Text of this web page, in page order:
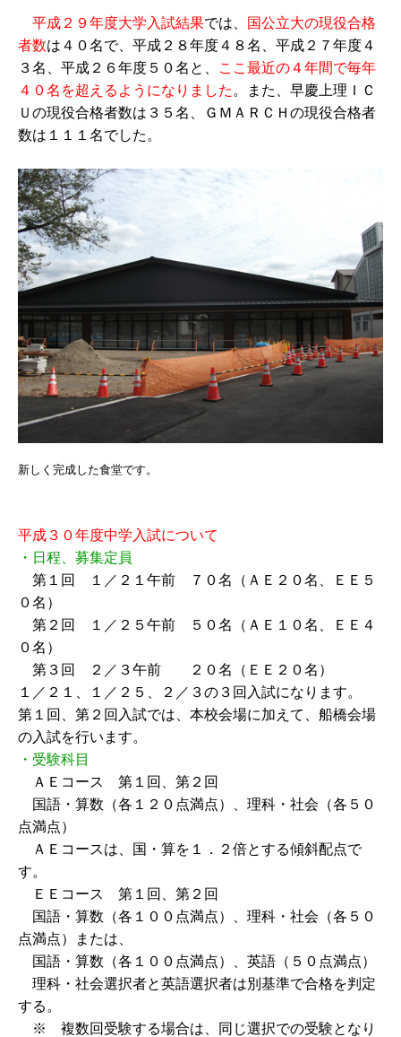
平成２９年度大学入試結果では、
国公立大の現役合格
者数は４０名で、平成２８年度４８名、平成２７年度４
３名、平成２６年度５０名と、
ここ最近の４年間で毎年
４０名を超えるようになりました 。また、早慶上理ＩＣ
Ｕの現役合格者数は３５名、ＧＭＡＲＣＨの現役合格者
数は１１１名でした。
新しく完成した食堂です。
平成３０年度中学入試について
・日程、募集定員
第１回 １／２１午前 ７０名（ＡＥ２０名、ＥＥ５
０名）
第２回 １／２５午前 ５０名（ＡＥ１０名、ＥＥ４
０名）
第３回 ２／３午前 ２０名（ＥＥ２０名）
１／２１、１／２５、２／３の３回入試になります。
第１回、第２回入試では、本校会場に加えて、船橋会場
の入試を行います。
・受験科目
ＡＥコース 第１回、第２回
国語・算数（各１２０点満点）、理科・社会（各５０
点満点）
ＡＥコースは、国・算を１．２倍とする傾斜配点で
す。
ＥＥコース 第１回、第２回
国語・算数（各１００点満点）、理科・社会（各５０
点満点）または、
国語・算数（各１００点満点）、英語（５０点満点）
理科・社会選択者と英語選択者は別基準で合格を判定
する。
※ 複数回受験する場合は、同じ選択での受験となり